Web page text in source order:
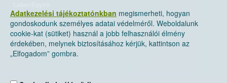
Adatkezelési tájékoztatónkban megismerheti, hogyan
gondoskodunk személyes adatai védelméről. Weboldalunk
cookie-kat (sütiket) használ a jobb felhasználói élmény
érdekében, melynek biztosításához kérjük, kattintson az
„Elfogadom” gombra.